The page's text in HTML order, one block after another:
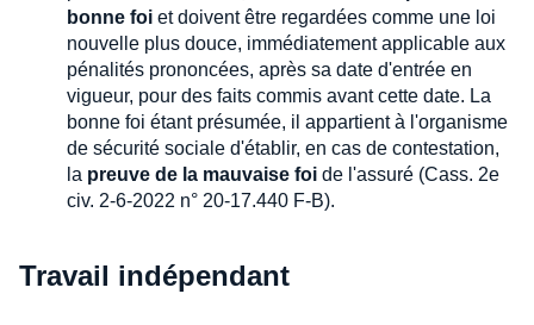
bonne foi et doivent être regardées comme une loi
nouvelle plus douce, immédiatement applicable aux
pénalités prononcées, après sa date d'entrée en
vigueur, pour des faits commis avant cette date. La
bonne foi étant présumée, il appartient à l'organisme
de sécurité sociale d'établir, en cas de contestation,
la preuve de la mauvaise foi de l'assuré (Cass. 2e
civ. 2-6-2022 n° 20-17.440 F-B).
Travail indépendant